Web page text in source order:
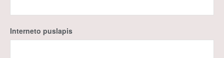
Interneto puslapis